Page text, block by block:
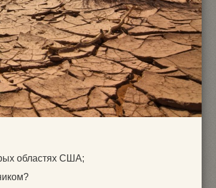
областях США;